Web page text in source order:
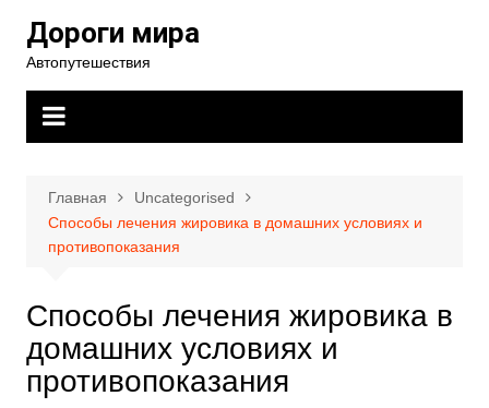
содержимому
Дороги мира
Автопутешествия
Главная
Uncategorised
Способы лечения жировика в домашних условиях и
противопоказания
Способы лечения жировика в
домашних условиях и
противопоказания